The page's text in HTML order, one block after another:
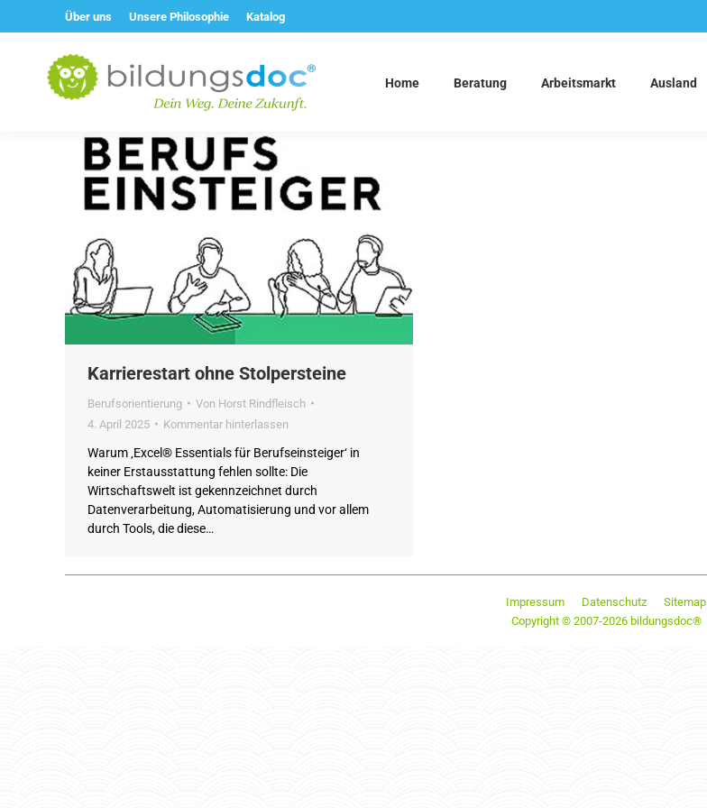
Über uns Unsere Philosophie Katalog
Home Beratung Arbeitsmarkt Ausland
Karrierestart ohne Stolpersteine
Berufsorientierung Von Horst Rindfleisch
4. April 2025
Kommentar hinterlassen
Warum ‚Excel® Essentials für Berufseinsteiger‘ in
keiner Erstausstattung fehlen sollte: Die
Wirtschaftswelt ist gekennzeichnet durch
Datenverarbeitung, Automatisierung und vor allem
durch Tools, die diese…
Impressum Datenschutz
Sitemap
Copyright © 2007-2026 bildungsdoc®